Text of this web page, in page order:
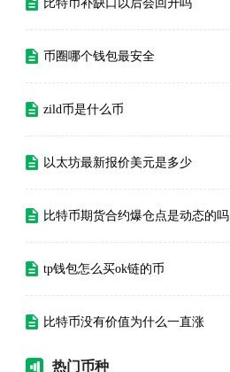
比特币补缺口以后会回升吗
币圈哪个钱包最安全
zild币是什么币
以太坊最新报价美元是多少
比特币期货合约爆仓点是动态的吗
tp钱包怎么买ok链的币
比特币没有价值为什么一直涨
热门币种